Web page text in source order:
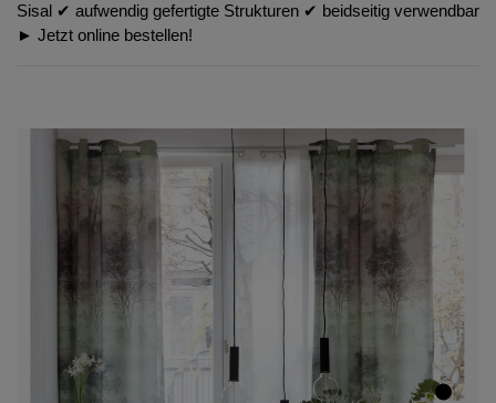
Sisal ✔︎ aufwendig gefertigte Strukturen ✔︎ beidseitig verwendbar
► Jetzt online bestellen!